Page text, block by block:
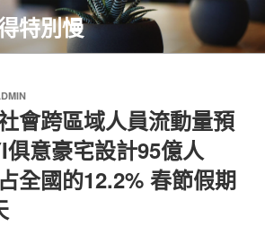
特別慢
會跨區域人員流動量預
意豪宅設計95億人
全國的12.2% 春節假期